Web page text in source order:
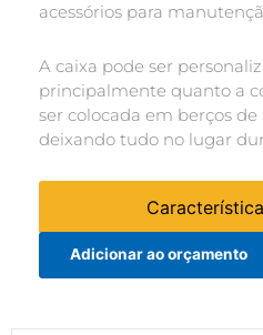
acessórios para
A caixa pode ser
principalmente quanto a
ser colocada em berços de
deixando tudo no lugar
Adicionar ao orçamento